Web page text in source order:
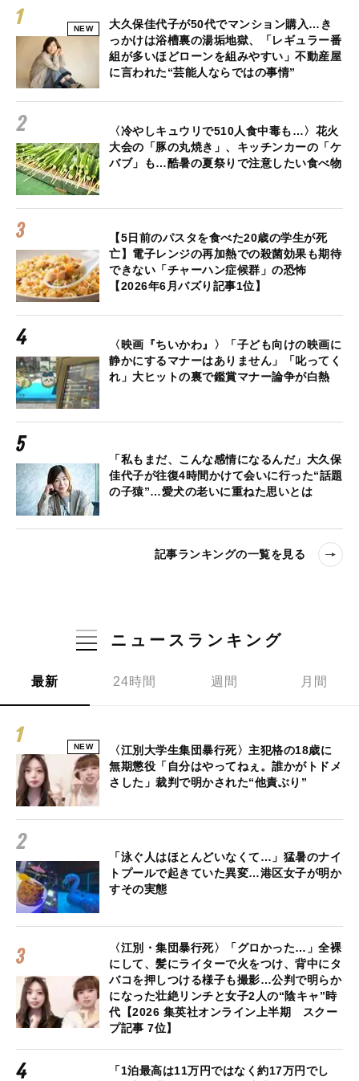
NEW
大久保佳代子が50代でマンション購入…き
っかけは浴槽裏の湯垢地獄、「レギュラー番
組が多いほどローンを組みやすい」不動産屋
に言われた“芸能人ならではの事情”
〈冷やしキュウリで510人食中毒も…〉花火
大会の「豚の丸焼き」、キッチンカーの「ケ
バブ」も…酷暑の夏祭りで注意したい食べ物
【5日前のパスタを食べた20歳の学生が死
亡】電子レンジの再加熱での殺菌効果も期待
できない「チャーハン症候群」の恐怖
【2026年6月バズり記事1位】
〈映画『ちいかわ』〉「子ども向けの映画に
静かにするマナーはありません」「叱ってく
れ」大ヒットの裏で鑑賞マナー論争が白熱
「私もまだ、こんな感情になるんだ」大久保
佳代子が往復4時間かけて会いに行った“話題
の子猿”…愛犬の老いに重ねた思いとは
記事ランキングの一覧を見る
ニュースランキング
最新 24時間 週間 月間
NEW
〈江別大学生集団暴行死〉主犯格の18歳に
無期懲役「自分はやってねぇ。誰かがトドメ
さした」裁判で明かされた“他責ぶり”
「泳ぐ人はほとんどいなくて…」猛暑のナイ
トプールで起きていた異変…港区女子が明か
すその実態
〈江別・集団暴行死〉「グロかった…」全裸
にして、髪にライターで火をつけ、背中にタ
バコを押しつける様子も撮影…公判で明らか
になった壮絶リンチと女子2人の“陰キャ”時
代【2026 集英社オンライン上半期 スクー
プ記事 7位】
「1泊最高は11万円ではなく約17万円でし